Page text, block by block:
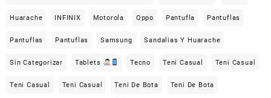
Huarache INFINIX Motorola Oppo Pantufla Pantuflas
Pantuflas Pantuflas Samsung Sandalias Y Huarache
Sin Categorizar Tablets Tecno Teni Casual Teni Casual
Teni Casual Teni Casual Teni De Bota Teni De Bota